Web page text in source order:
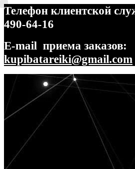
Телефон клиентской
490-64-16
E-mail приема заказов:
kupibatareiki@gmail.com
Перейти
навигации
Перейти
содержимому